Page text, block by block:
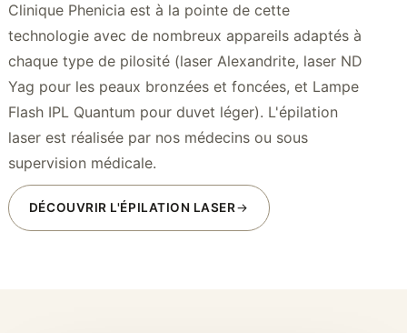
Clinique Phenicia est à la pointe de cette
technologie avec de nombreux appareils adaptés à
chaque type de pilosité (laser Alexandrite, laser ND
Yag pour les peaux bronzées et foncées, et Lampe
Flash IPL Quantum pour duvet léger). L'épilation
laser est réalisée par nos médecins ou sous
supervision médicale.
DÉCOUVRIR L'ÉPILATION LASER